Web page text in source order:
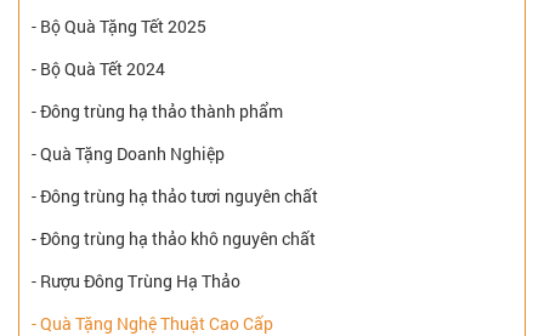
- Bộ Quà Tặng Tết 2025
- Bộ Quà Tết 2024
- Đông trùng hạ thảo thành phẩm
- Quà Tặng Doanh Nghiệp
- Đông trùng hạ thảo tươi nguyên chất
- Đông trùng hạ thảo khô nguyên chất
- Rượu Đông Trùng Hạ Thảo
- Quà Tặng Nghệ Thuật Cao Cấp